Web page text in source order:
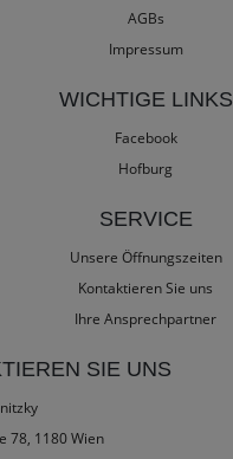
AGBs
Impressum
WICHTIGE LINKS
Facebook
Hofburg
SERVICE
Unsere Öffnungszeiten
Kontaktieren Sie uns
Ihre Ansprechpartner
SIE UNS
78, 1180 Wien